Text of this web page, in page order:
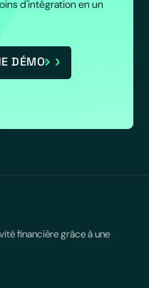
d'intégration en un
DÉMO
financière grâce à une